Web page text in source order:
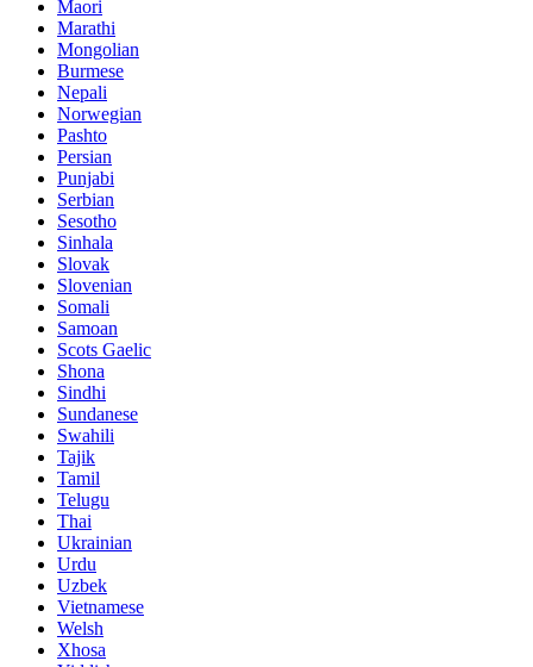
Maori
Marathi
Mongolian
Burmese
Nepali
Norwegian
Pashto
Persian
Punjabi
Serbian
Sesotho
Sinhala
Slovak
Slovenian
Somali
Samoan
Scots Gaelic
Shona
Sindhi
Sundanese
Swahili
Tajik
Tamil
Telugu
Thai
Ukrainian
Urdu
Uzbek
Vietnamese
Welsh
Xhosa